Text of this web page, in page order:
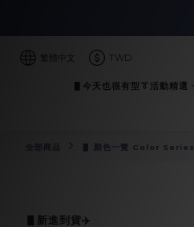
繁體中文 TWD
▋今天也很有型👔活動精選
全部商品 ▋ 顏色一覽 Color Series
▋新進到貨✈️